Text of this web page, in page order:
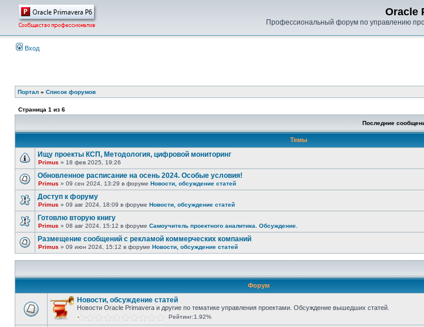
Oracle
Профессиональный форум по управлению
Вход
Портал » Список форумов
Страница 1 из 6
Последние
Темы
Ищу проекты КСП, Методология, цифровой мониторинг
Primus » 18 фев 2025, 19:26
Обновленное расписание на осень 2024. Особые условия!
Primus » 09 сен 2024, 13:29 в форуме Новости, обсуждение статей
Доступ к форуму
Primus » 09 авг 2024, 18:09 в форуме Новости, обсуждение статей
Готовлю вторую книгу
Primus » 08 авг 2024, 15:12 в форуме Самоучитель проектного аналитика. Обсуждение.
Размещение сообщений с рекламой коммерческих компаний
Primus » 09 июн 2024, 15:12 в форуме Новости, обсуждение статей
Форум
Новости, обсуждение статей
Новости Oracle Primavera и другие по тематике управления проектами. Обсуждение вышедших статей.
Рейтинг:1.92%